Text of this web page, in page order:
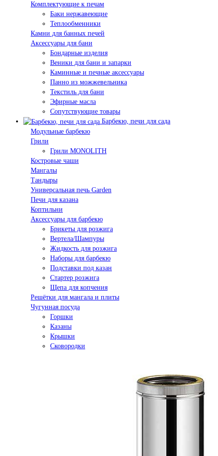
Комплектующие к печам
Баки нержавеющие
Теплообменники
Камни для банных печей
Аксессуары для бани
Бондарные изделия
Веники для бани и запарки
Каминные и печные аксессуары
Панно из можжевельника
Текстиль для бани
Эфирные масла
Сопутствующие товары
Барбекю, печи для сада
Модульные барбекю
Грили
Грили MONOLITH
Костровые чаши
Мангалы
Тандыры
Универсальная печь Garden
Печи для казана
Коптильни
Аксессуары для барбекю
Брикеты для розжига
Вертела/Шампуры
Жидкость для розжига
Наборы для барбекю
Подставки под казан
Стартер розжига
Щепа для копчения
Решётки для мангала и плиты
Чугунная посуда
Горшки
Казаны
Крышки
Сковородки